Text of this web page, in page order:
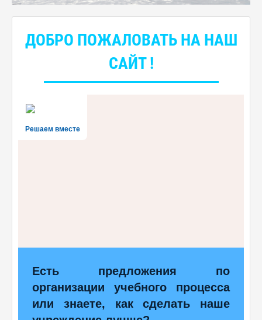
ДОБРО ПОЖАЛОВАТЬ НА НАШ
САЙТ !
Решаем вместе
Есть предложения по
организации учебного процесса
или знаете, как сделать наше